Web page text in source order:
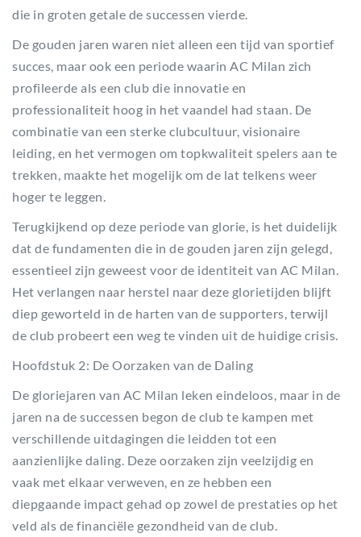
die in groten getale de successen vierde.
De gouden jaren waren niet alleen een tijd van sportief
succes, maar ook een periode waarin AC Milan zich
profileerde als een club die innovatie en
professionaliteit hoog in het vaandel had staan. De
combinatie van een sterke clubcultuur, visionaire
leiding, en het vermogen om topkwaliteit spelers aan te
trekken, maakte het mogelijk om de lat telkens weer
hoger te leggen.
Terugkijkend op deze periode van glorie, is het duidelijk
dat de fundamenten die in de gouden jaren zijn gelegd,
essentieel zijn geweest voor de identiteit van AC Milan.
Het verlangen naar herstel naar deze glorietijden blijft
diep geworteld in de harten van de supporters, terwijl
de club probeert een weg te vinden uit de huidige crisis.
Hoofdstuk 2: De Oorzaken van de Daling
De gloriejaren van AC Milan leken eindeloos, maar in de
jaren na de successen begon de club te kampen met
verschillende uitdagingen die leidden tot een
aanzienlijke daling. Deze oorzaken zijn veelzijdig en
vaak met elkaar verweven, en ze hebben een
diepgaande impact gehad op zowel de prestaties op het
veld als de financiële gezondheid van de club.